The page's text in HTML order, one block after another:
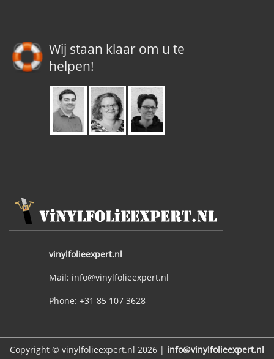
Wij staan klaar om u te
helpen!
vinylfolieexpert.nl
Mail: info@vinylfolieexpert.nl
Phone: +31 85 107 3628
Copyright © vinylfolieexpert.nl 2026 | info@vinylfolieexpert.nl